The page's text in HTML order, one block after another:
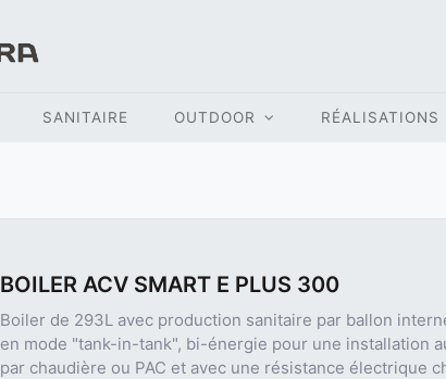
SANITAIRE OUTDOOR RÉALISATIONS
BOILER ACV SMART E PLUS 300
Boiler de 293L avec production sanitaire par ballon
en mode "tank-in-tank", bi-énergie pour une installation
par chaudière ou PAC et avec une résistance électrique